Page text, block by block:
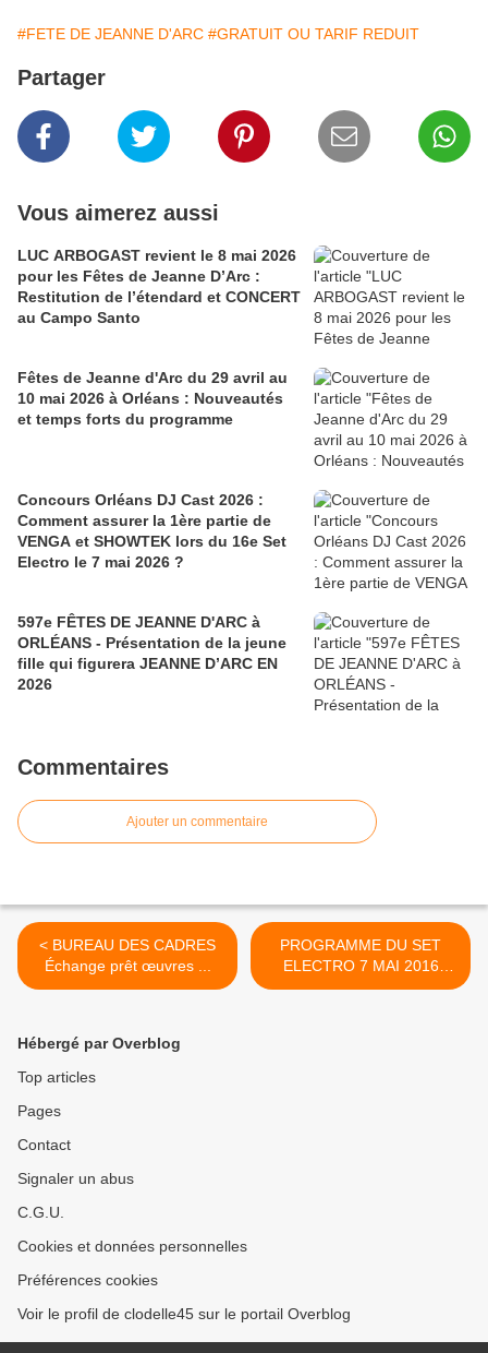
#FETE DE JEANNE D'ARC #GRATUIT OU TARIF REDUIT
Partager
Vous aimerez aussi
LUC ARBOGAST revient le 8 mai 2026
pour les Fêtes de Jeanne D’Arc :
Restitution de l’étendard et CONCERT
au Campo Santo
Fêtes de Jeanne d'Arc du 29 avril au
10 mai 2026 à Orléans : Nouveautés
et temps forts du programme
Concours Orléans DJ Cast 2026 :
Comment assurer la 1ère partie de
VENGA et SHOWTEK lors du 16e Set
Electro le 7 mai 2026 ?
597e FÊTES DE JEANNE D'ARC à
ORLÉANS - Présentation de la jeune
fille qui figurera JEANNE D’ARC EN
2026
Commentaires
Ajouter un commentaire
< BUREAU DES CADRES
Échange prêt œuvres ...
PROGRAMME DU SET
ELECTRO 7 MAI 2016
ORLÉANS... >
Hébergé par Overblog
Top articles
Pages
Contact
Signaler un abus
C.G.U.
Cookies et données personnelles
Préférences cookies
Voir le profil de clodelle45 sur le portail Overblog